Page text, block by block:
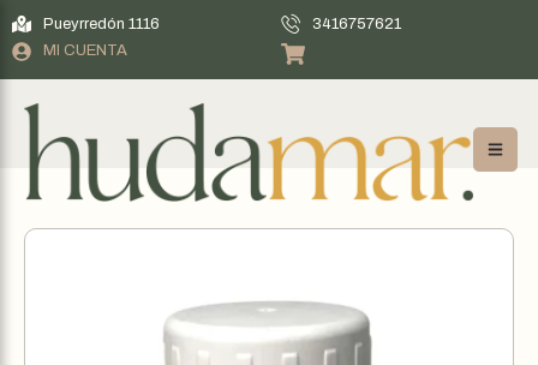
Pueyrredón 1116
3416757621
MI CUENTA